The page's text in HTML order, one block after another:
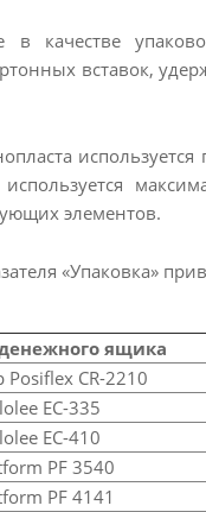
качестве
вставок,
элементов.
«Упаковка»
ящика
Posiflex CR-2210
EC-335
EC-410
PF 3540
PF 4141